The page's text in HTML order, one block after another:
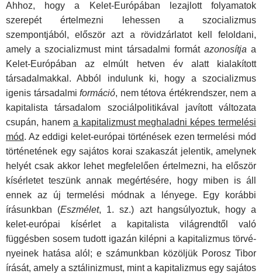
Ahhoz, hogy a Kelet-Európában lezajlott folyamatok
szerepét értelmezni lehessen a szocializmus
szempontjából, először azt a rövidzárlatot kell feloldani,
amely a szocializmust mint társadalmi formát azonosítja a
Kelet-Európában az elmúlt hetven év alatt kialakított
társadalmakkal. Abból indulunk ki, hogy a szocializmus
igenis társadalmiformáció, nem tétova értékrendszer, nem a
kapitalista társadalom szociálpolitikával javított változata
csupán, hanem a kapitalizmust megha­ladni képes termelési
mód. Az eddigi kelet-európai történé­sek ezen termelési mód
történetének egy sajátos korai szaka­szát jelentik, amelynek
helyét csak akkor lehet megfelelően értelmezni, ha először
kísérletet teszünk annak megértésére, hogy miben is áll
ennek az új termelési módnak a lényege. Egy korábbi
írásunkban (Eszmélet, 1. sz.) azt hangsúlyoztuk, hogy a
kelet-európai kísérlet a kapitalista világrendtől való
függésben sosem tudott igazán kilépni a kapitalizmus törvé­
nyeinek hatása alól; e számunkban közöljük Porosz Tibor
írá­sát, amely a sztálinizmust, mint a kapitalizmus egy sajátos